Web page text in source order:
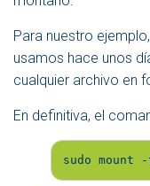
Para nuestro
usamos hace unos
cualquier archivo en
En definitiva, el
sudo mount